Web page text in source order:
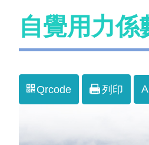
自覺用力係
Qrcode 列印